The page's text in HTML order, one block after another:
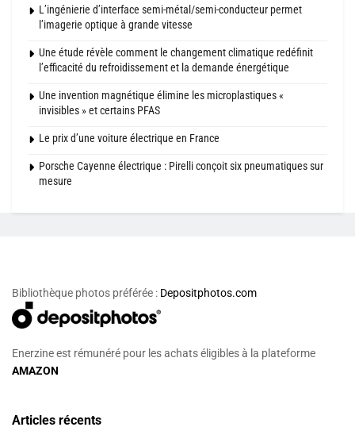
L’ingénierie d’interface semi-métal/semi-conducteur permet
l’imagerie optique à grande vitesse
Une étude révèle comment le changement climatique redéfinit
l’efficacité du refroidissement et la demande énergétique
Une invention magnétique élimine les microplastiques «
invisibles » et certains PFAS
Le prix d’une voiture électrique en France
Porsche Cayenne électrique : Pirelli conçoit six pneumatiques sur
mesure
Bibliothèque photos préférée : Depositphotos.com
Enerzine est rémunéré pour les achats éligibles à la plateforme
AMAZON
Articles récents